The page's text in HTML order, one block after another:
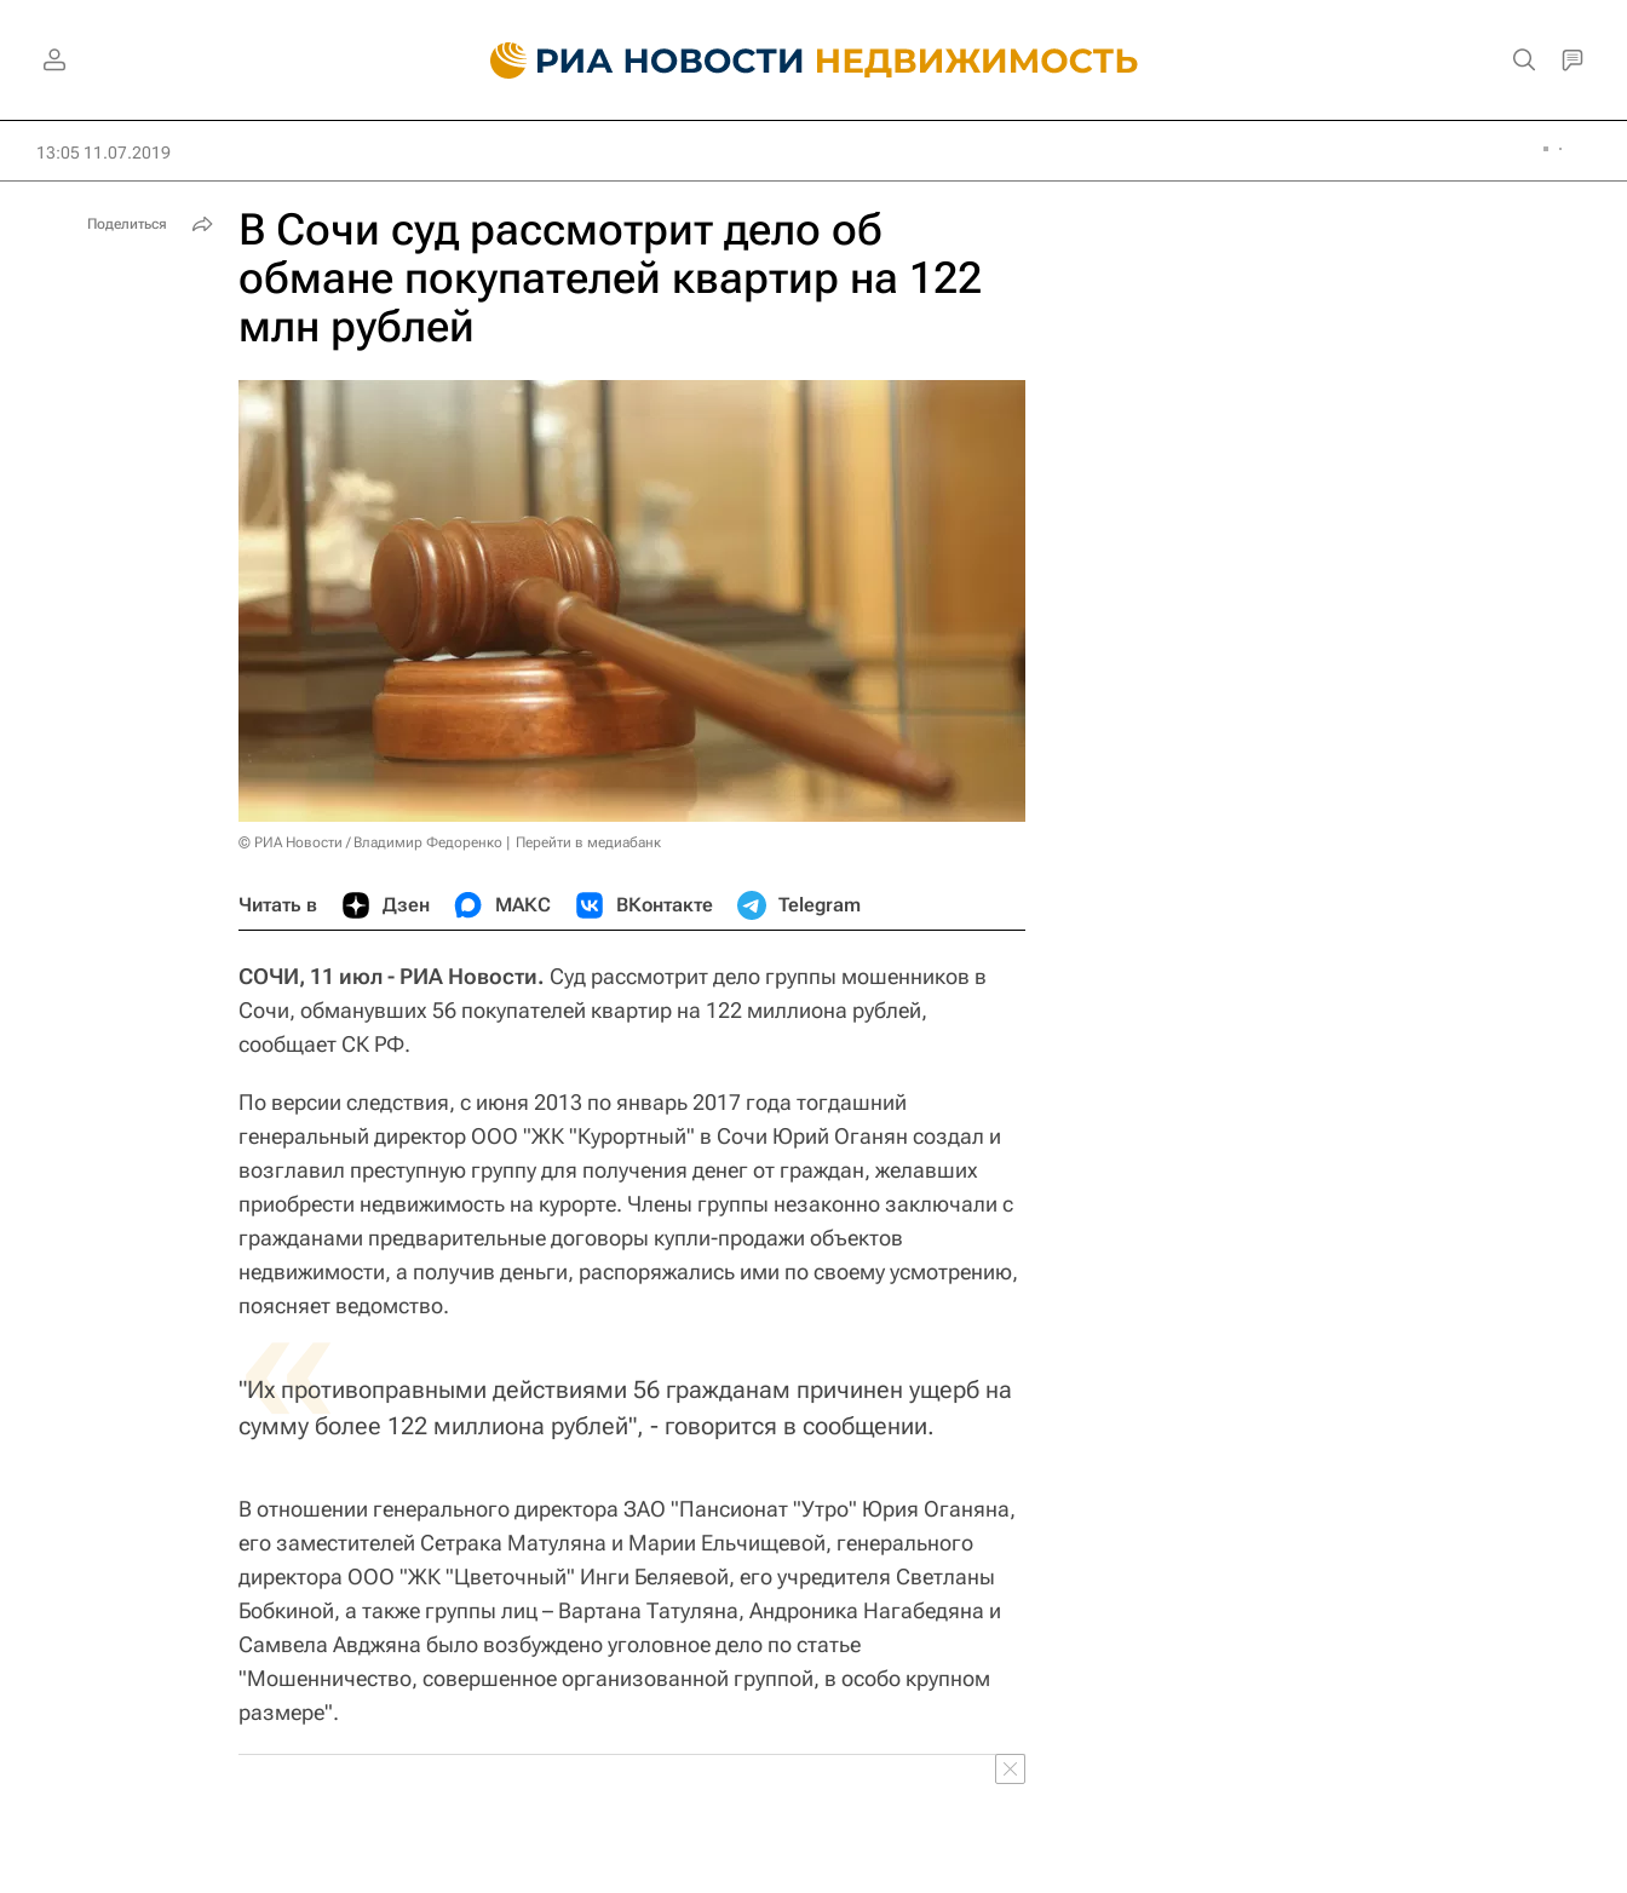
13:05 11.07.2019
В Сочи суд рассмотрит дело об
обмане покупателей квартир на 122
млн рублей
© РИА Новости / Владимир Федоренко Перейти в медиабанк
Читать в Дзен МАКС ВКонтакте Telegram
СОЧИ, 11 июл - РИА Новости. Суд рассмотрит дело группы мошенников в
Сочи, обманувших 56 покупателей квартир на 122 миллиона рублей,
сообщает СК РФ.
По версии следствия, с июня 2013 по январь 2017 года тогдашний
генеральный директор ООО "ЖК "Курортный" в Сочи Юрий Оганян создал и
возглавил преступную группу для получения денег от граждан, желавших
приобрести недвижимость на курорте. Члены группы незаконно заключали с
гражданами предварительные договоры купли-продажи объектов
недвижимости, а получив деньги, распоряжались ими по своему усмотрению,
поясняет ведомство.
«
"Их противоправными действиями 56 гражданам причинен ущерб на
сумму более 122 миллиона рублей", - говорится в сообщении.
В отношении генерального директора ЗАО "Пансионат "Утро" Юрия Оганяна,
его заместителей Сетрака Матуляна и Марии Ельчищевой, генерального
директора ООО "ЖК "Цветочный" Инги Беляевой, его учредителя Светланы
Бобкиной, а также группы лиц – Вартана Татуляна, Андроника Нагабедяна и
Самвела Авджяна было возбуждено уголовное дело по статье
"Мошенничество, совершенное организованной группой, в особо крупном
размере".
Поделиться